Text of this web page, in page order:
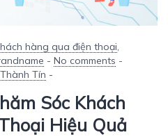
hàng qua điện thoại,
- No comments -
Tín -
Sóc Khách
Hiệu Quả